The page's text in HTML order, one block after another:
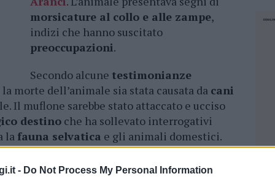
- Do Not Process My Personal Information
morsicature al collo e alle zampe,
indizi che hanno suscitato
preoccupazioni.
Secondo alcune testimonianze
morte dell’animale sia stata causata da cani
Il muflone sarebbe stato attaccato e ucciso
destino che ha sollevato interrogativi
la fauna selvatica e gli animali domestici.
dai responsabili dei
barracelli di Golfo